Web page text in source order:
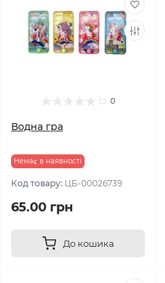
0
Водна гра
Немає в наявності
Код товару: ЦБ-00026739
65.00 грн
До кошика